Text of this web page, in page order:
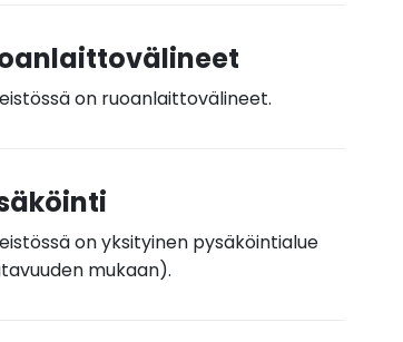
on ruoanlaittovälineet.
on yksityinen pysäköintialue
mukaan).